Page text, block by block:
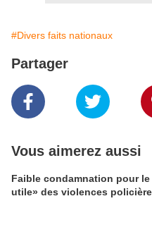
#Divers faits nationaux
Partager
Vous aimerez aussi
Faible condamnation pour
utile» des violences